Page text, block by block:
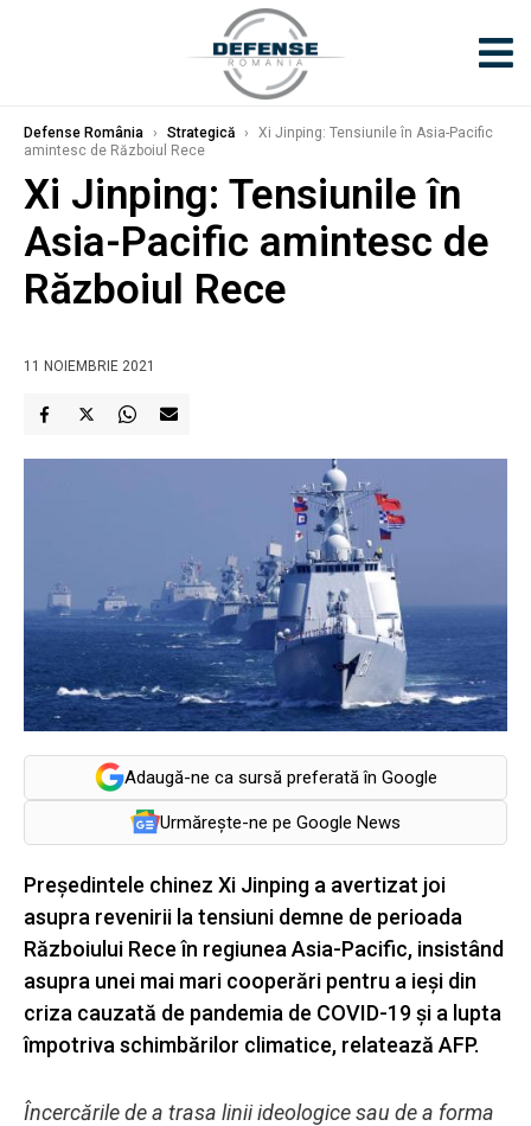
Defense România › Strategică ›
Xi Jinping: Tensiunile în Asia-Pacific
amintesc de Războiul Rece
Xi Jinping: Tensiunile în
Asia-Pacific amintesc de
Războiul Rece
11 NOIEMBRIE 2021
Adaugă-ne ca sursă preferată în Google
Urmărește-ne pe Google News
Preşedintele chinez Xi Jinping a avertizat joi
asupra revenirii la tensiuni demne de perioada
Războiului Rece în regiunea Asia-Pacific, insistând
asupra unei mai mari cooperări pentru a ieşi din
criza cauzată de pandemia de COVID-19 şi a lupta
împotriva schimbărilor climatice, relatează AFP.
Încercările de a trasa linii ideologice sau de a forma